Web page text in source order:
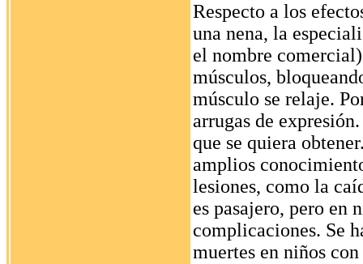
Respecto a los
una nena, la
el nombre
músculos,
músculo se relaje.
arrugas de
que se quiera
amplios
lesiones, como la
es pasajero, pero en
complicaciones. Se
muertes en niños